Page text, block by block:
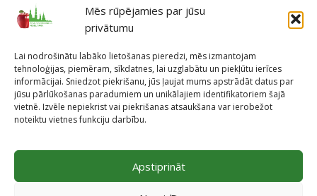
Mēs rūpējamies par jūsu
privātumu
Lai nodrošinātu labāko lietošanas pieredzi, mēs izmantojam
tehnoloģijas, piemēram, sīkdatnes, lai uzglabātu un piekļūtu ierīces
informācijai. Sniedzot piekrišanu, jūs ļaujat mums apstrādāt datus par
jūsu pārlūkošanas paradumiem un unikālajiem identifikatoriem šajā
vietnē. Izvēle nepiekrist vai piekrišanas atsaukšana var ierobežot
noteiktu vietnes funkciju darbību.
Apstiprināt
Pašvaldības portālu administrē Rīgas valstspilsētas
pašvaldības Labklājības departaments (Rīga, Baznīcas iela